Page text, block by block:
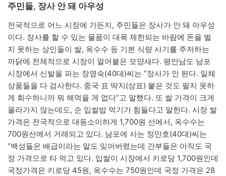
주민들, 장사 안 돼 아우성
전국적으로 어느 시장에 가든지, 주민들은 장사가 안 돼 아우성
이다. 장사를 할 수 있는 물품이 대폭 제한되는 바람에 돈을 벌
지 못하는 상인들이 쌀, 옥수수 등 기본 식량 사기를 주저하는
까닭에 전체적으로 시장이 얼어붙은 모양새다. 평안남도 남포
시장에서 신발을 파는 장영숙(40대)씨는 “장사가 안 된다. 일체
상품들을 다 검사한다. 중국 표 딱지(상표) 붙은 것도 팔지 못하
게 회수하니까 뭐 해먹을 게 없다”고 말했다. 또 쌀 가격이 크게
올라가지 않는데도, 순 입쌀밥 먹기가 힘들다고 말한다. 시장 쌀
가격은 전국적으로 대동소이하게 1,700원 선에서, 옥수수는
700원선에서 거래되고 있다. 남포에 사는 정만호(40대)씨는
“백성들은 배급이라는 말도 잊어버렸는데 간부들은 아직도 국
정 가격으로 타 먹고 있다. 입쌀이 시장에서 키로당 1,700원인데
국정가격은 키로당 45원, 옥수수는 750원인데 국정 가격은 28